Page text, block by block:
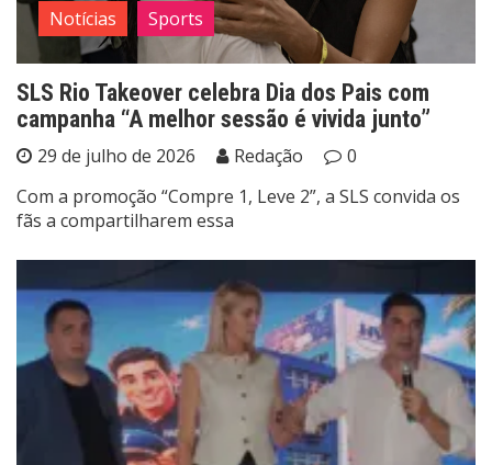
Notícias Sports
SLS Rio Takeover celebra Dia dos Pais com
campanha “A melhor sessão é vivida junto”
29 de julho de 2026 Redação
0
Com a promoção “Compre 1, Leve 2”, a SLS convida os
fãs a compartilharem essa